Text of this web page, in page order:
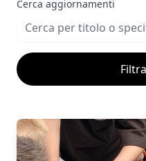
Cerca aggiornamenti